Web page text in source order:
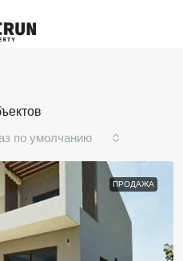
по умолчанию
ПРОДАЖА